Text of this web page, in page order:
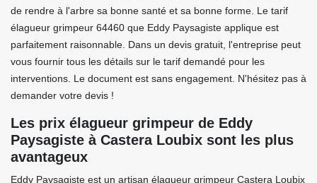
de rendre à l'arbre sa bonne santé et sa bonne forme. Le tarif
élagueur grimpeur 64460 que Eddy Paysagiste applique est
parfaitement raisonnable. Dans un devis gratuit, l'entreprise peut
vous fournir tous les détails sur le tarif demandé pour les
interventions. Le document est sans engagement. N'hésitez pas à
demander votre devis !
Les prix élagueur grimpeur de Eddy
Paysagiste à Castera Loubix sont les plus
avantageux
Eddy Paysagiste est un artisan élagueur grimpeur Castera Loubix